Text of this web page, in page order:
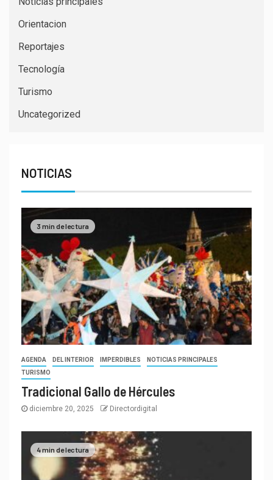
Orientacion
Reportajes
Tecnología
Turismo
Uncategorized
NOTICIAS
3 min de lectura
AGENDA DEL INTERIOR IMPERDIBLES
NOTICIAS PRINCIPALES
TURISMO
Tradicional Gallo de Hércules
diciembre 20, 2025 Directordigital
4 min de lectura